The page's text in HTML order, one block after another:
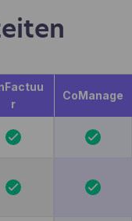
r
CoManage